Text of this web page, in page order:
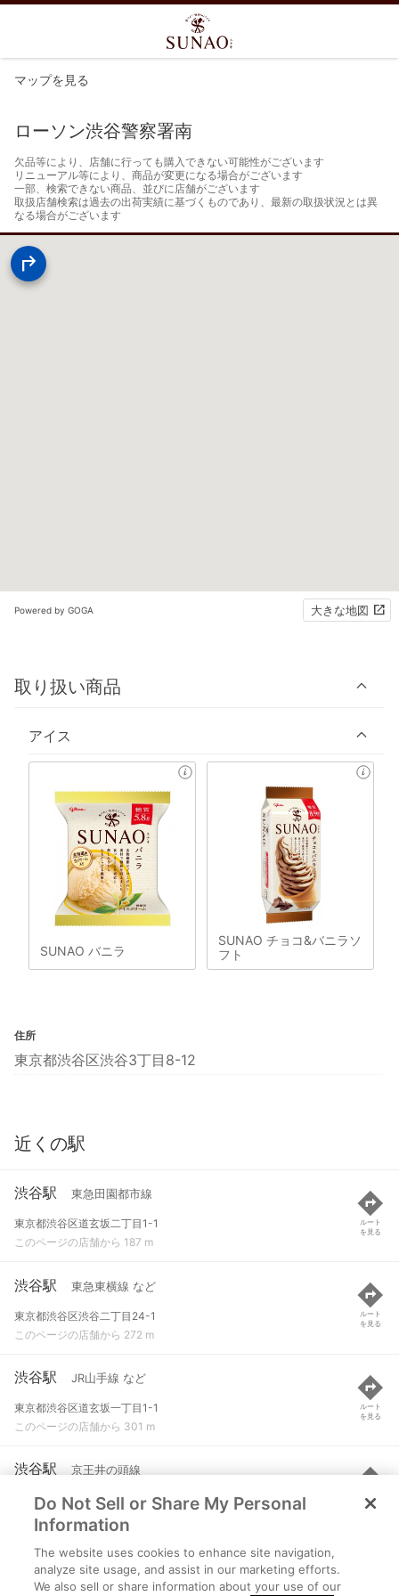
マップを見る
ローソン渋谷警察署南
欠品等により、店舗に行っても購入できない可能性がございます
リニューアル等により、商品が変更になる場合がございます
一部、検索できない商品、並びに店舗がございます
取扱店舗検索は過去の出荷実績に基づくものであり、最新の取扱状況とは異
なる場合がございます
Powered by GOGA 大きな地図
取り扱い商品
アイス
SUNAO バニラ
SUNAO チョコ&バニラソ
フト
住所
東京都渋谷区渋谷3丁目8-12
近くの駅
渋谷駅 東急田園都市線
東京都渋谷区道玄坂二丁目1-1
このページの店舗から 187 m
ルート
を見る
渋谷駅 東急東横線 など
東京都渋谷区渋谷二丁目24-1
このページの店舗から 272 m
ルート
を見る
渋谷駅 JR山手線 など
東京都渋谷区道玄坂一丁目1-1
このページの店舗から 301 m
ルート
を見る
渋谷駅 京王井の頭線
東京都渋谷区道玄坂一丁目4-1
このページの店舗から 322 m
ルート
を見る
渋谷駅 東京メトロ銀座線 など
東京都渋谷区道玄坂一丁目1-1
Do Not Sell or Share My Personal
Information
The website uses cookies to enhance site navigation,
analyze site usage, and assist in our marketing efforts.
We also sell or share information about your use of our